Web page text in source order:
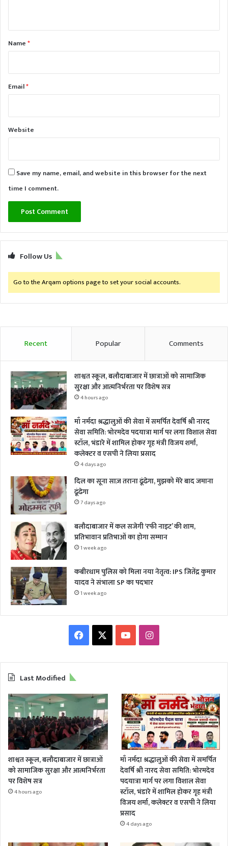
*Name*
Email*
Website
Save my name, email, and website in this browser for the next
time I comment.
Follow Us
Go to the Arqam options page to set your social accounts.
Recent Popular Comments
शाश्वत स्कूल, बलौदाबाजार में छात्राओं को सामाजिक
सुरक्षा और आत्मनिर्भरता पर विशेष सत्र
4 hours ago
माँ नर्मदा श्रद्धालुओं की सेवा में समर्पित देवर्षि श्री नारद
सेवा समिति: भोरमदेव पदयात्रा मार्ग पर लगा विशाल सेवा
स्टॉल, भंडारे में शामिल होकर गृह मंत्री विजय शर्मा,
कलेक्टर व एसपी ने लिया प्रसाद
4 days ago
दिल का सूना साज़ तराना ढूंढेगा, मुझको मेरे बाद जमाना
ढूंढेगा
7 days ago
बलौदाबाजार में कल सजेगी ‘रफी नाइट’ की शाम,
प्रतिभावान प्रतिभाओं का होगा सम्मान
1 week ago
कबीरधाम पुलिस को मिला नया नेतृत्व: IPS जितेंद्र कुमार
यादव ने संभाला SP का पदभार
1 week ago
Facebook YouTubeInstagram
Last Modified
शाश्वत स्कूल, बलौदाबाजार में छात्राओं
को सामाजिक सुरक्षा और आत्मनिर्भरता
पर विशेष सत्र
4 hours ago
माँ नर्मदा श्रद्धालुओं की सेवा में समर्पित
देवर्षि श्री नारद सेवा समिति: भोरमदेव
पदयात्रा मार्ग पर लगा विशाल सेवा
स्टॉल, भंडारे में शामिल होकर गृह मंत्री
विजय शर्मा, कलेक्टर व एसपी ने लिया
प्रसाद
4 days ago